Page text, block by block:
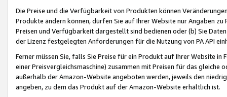
Die Preise und die Verfügbarkeit von Produkten können
Produkte ändern können, dürfen Sie auf Ihrer Website nur Angaben
Preisen und Verfügbarkeit dargestellt sind bedienen oder (b) Sie
der Lizenz festgelegten Anforderungen für die Nutzung von PA API
Ferner müssen Sie, falls Sie Preise für ein Produkt auf Ihrer Website
einer Preisvergleichsmaschine) zusammen mit Preisen für das
außerhalb der Amazon-Website angeboten werden, jeweils den
angeben, zu dem das Produkt auf der Amazon-Website erhältlich ist.